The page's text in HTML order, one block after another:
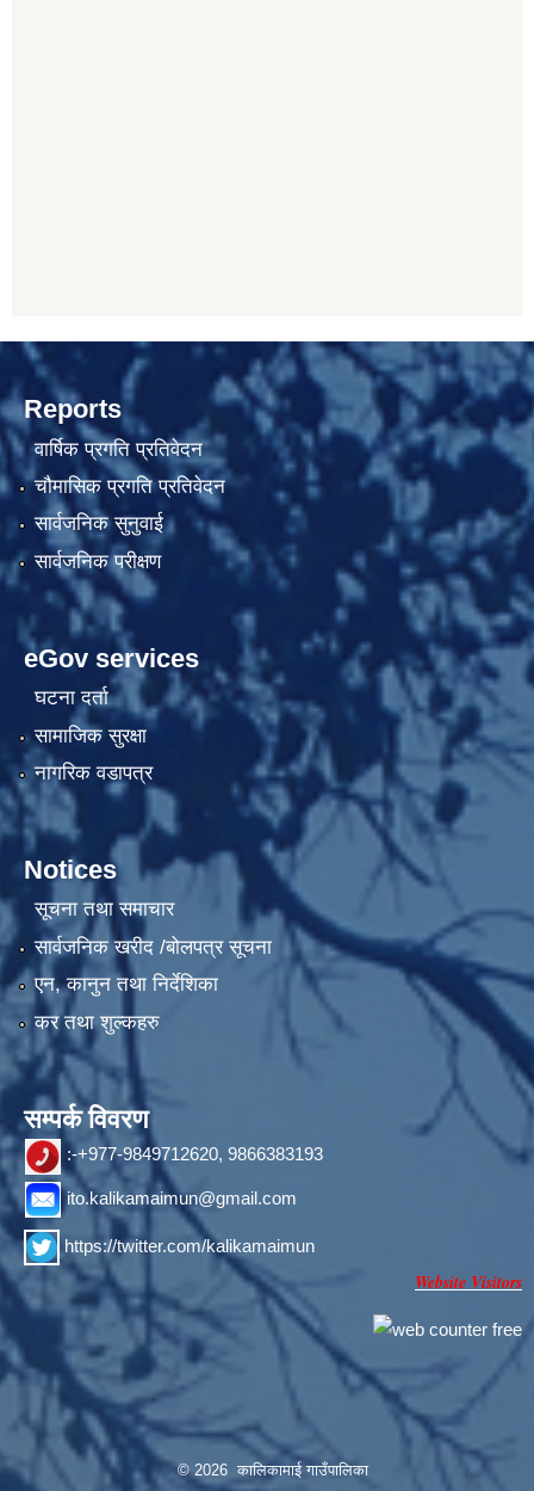
Reports
वार्षिक प्रगति प्रतिवेदन
चौमासिक प्रगति प्रतिवेदन
सार्वजनिक सुनुवाई
सार्वजनिक परीक्षण
eGov services
घटना दर्ता
सामाजिक सुरक्षा
नागरिक वडापत्र
Notices
सूचना तथा समाचार
सार्वजनिक खरीद /बोलपत्र सूचना
एन, कानुन तथा निर्देशिका
कर तथा शुल्कहरु
सम्पर्क विवरण
:-+977-9849712620, 9866383193
ito.kalikamaimun@gmail.com
https://twitter.com/kalikamaimun
Website Visitors
© 2026 कालिकामाई गाउँपालिका